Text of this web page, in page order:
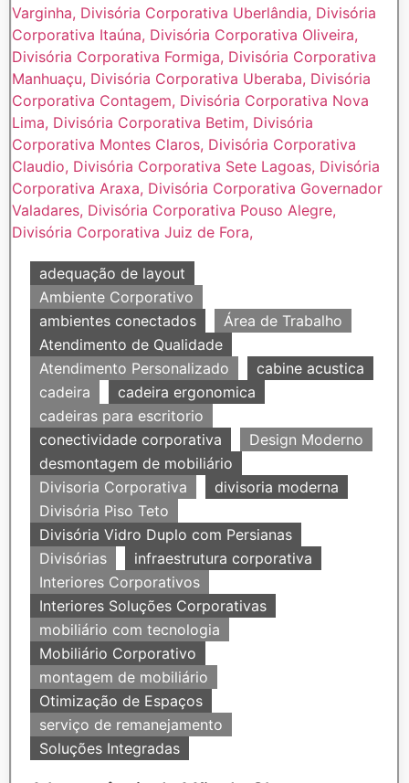
adequação de layout
Ambiente Corporativo
ambientes conectados
Área de Trabalho
Atendimento de Qualidade
Atendimento Personalizado
cabine acustica
cadeira
cadeira ergonomica
cadeiras para escritorio
conectividade corporativa
Design Moderno
desmontagem de mobiliário
Divisoria Corporativa
divisoria moderna
Divisória Piso Teto
Divisória Vidro Duplo com Persianas
Divisórias
infraestrutura corporativa
Interiores Corporativos
Interiores Soluções Corporativas
mobiliário com tecnologia
Mobiliário Corporativo
montagem de mobiliário
Otimização de Espaços
serviço de remanejamento
Soluções Integradas